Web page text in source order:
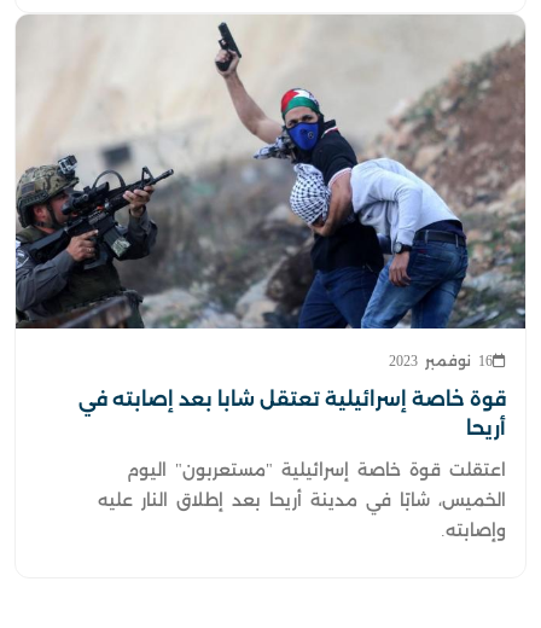
16 نوفمبر 2023
قوة خاصة إسرائيلية تعتقل شابا بعد إصابته في
أريحا
اعتقلت قوة خاصة إسرائيلية "مستعربون" اليوم
الخميس، شابًا في مدينة أريحا بعد إطلاق النار عليه
وإصابته.